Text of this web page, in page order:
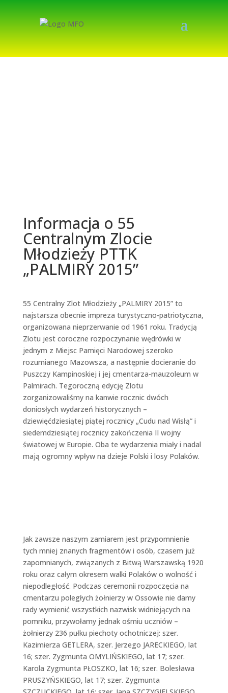
Informacja o 55
Centralnym Zlocie
Młodzieży PTTK
„PALMIRY 2015”
55 Centralny Zlot Młodzieży „PALMIRY 2015” to
najstarsza obecnie impreza turystyczno-patriotyczna,
organizowana nieprzerwanie od 1961 roku. Tradycją
Zlotu jest coroczne rozpoczynanie wędrówki w
jednym z Miejsc Pamięci Narodowej szeroko
rozumianego Mazowsza, a następnie docieranie do
Puszczy Kampinoskiej i jej cmentarza-mauzoleum w
Palmirach. Tegoroczną edycję Zlotu
zorganizowaliśmy na kanwie rocznic dwóch
doniosłych wydarzeń historycznych –
dziewięćdziesiątej piątej rocznicy „Cudu nad Wisłą” i
siedemdziesiątej rocznicy zakończenia II wojny
światowej w Europie. Oba te wydarzenia miały i nadal
mają ogromny wpływ na dzieje Polski i losy Polaków.
Jak zawsze naszym zamiarem jest przypomnienie
tych mniej znanych fragmentów i osób, czasem już
zapomnianych, związanych z Bitwą Warszawską 1920
roku oraz całym okresem walki Polaków o wolność i
niepodległość. Podczas ceremonii rozpoczęcia na
cmentarzu poległych żołnierzy w Ossowie nie damy
rady wymienić wszystkich nazwisk widniejących na
pomniku, przywołamy jednak ośmiu uczniów –
żołnierzy 236 pułku piechoty ochotniczej: szer.
Kazimierza GETLERA, szer. Jerzego JARECKIEGO, lat
16; szer. Zygmunta OMYLIŃSKIEGO, lat 17; szer.
Karola Zygmunta PŁOSZKO, lat 16; szer. Bolesława
PRUSZYŃSKIEGO, lat 17; szer. Zygmunta